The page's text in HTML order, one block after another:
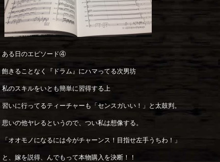
ある日のエピソード④
飽きることなく『ドラム』にハマってる次男坊
私のスキルをいとも簡単に習得する上
習いに行ってるティーチャーも「センスガいい！」と太鼓判。
思いの他ヤレるというので、つい私は想像する。
「オオモノになるには今がチャーンス！目指せ左手うちわ！」
と、嫁を説得、んでもって本物購入を決断！！